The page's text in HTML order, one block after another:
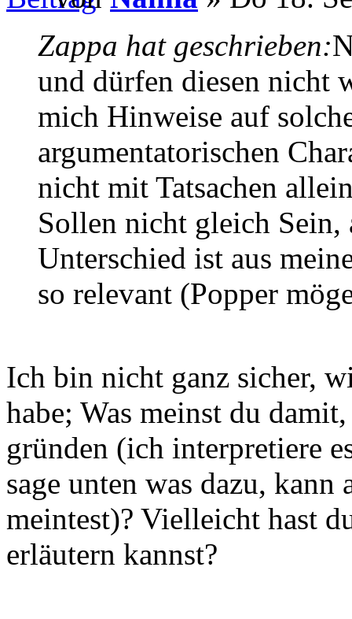
Zappa hat geschrieben:
und dürfen diesen nicht
mich Hinweise auf
argumentatorischen
nicht mit Tatsachen
Sollen nicht gleich Sein,
Unterschied ist aus
so relevant (Popper
Ich bin nicht ganz sicher,
habe; Was meinst du
gründen (ich interpretiere
sage unten was dazu, kann
meintest)? Vielleicht hast
erläutern kannst?